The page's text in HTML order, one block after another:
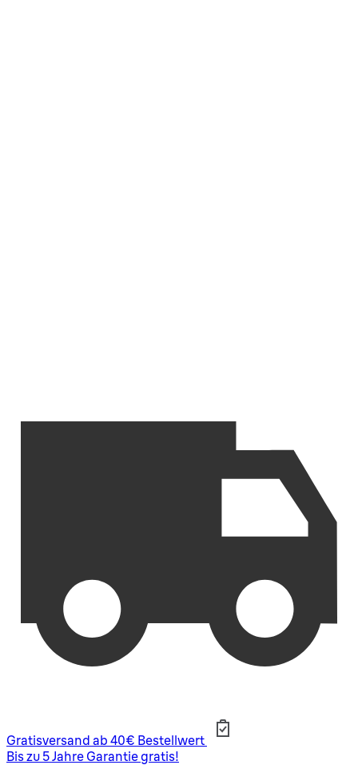
Gratisversand ab 40€ Bestellwert
Bis zu 5 Jahre Garantie gratis!